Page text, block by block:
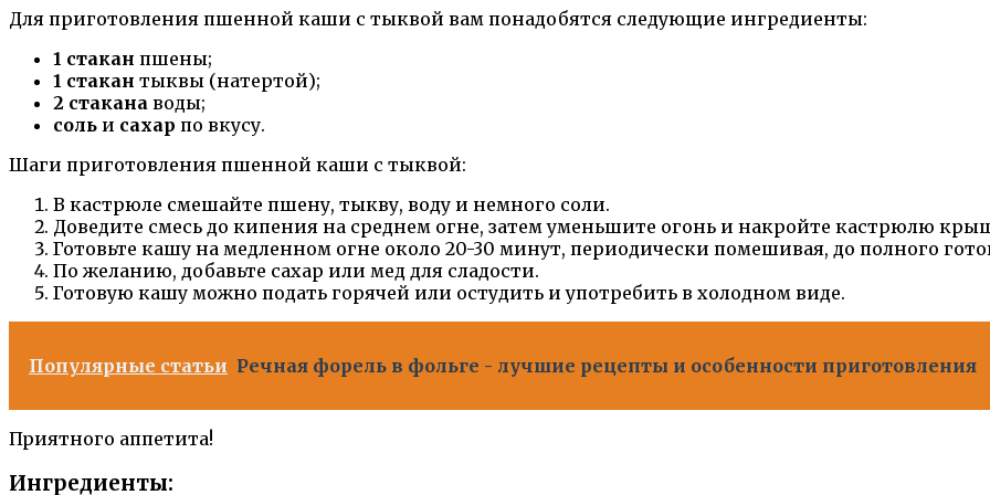
Для приготовления пшенной каши с тыквой вам понадобятся следующие ингредиенты:
1 стакан пшены;
1 стакан тыквы (натертой);
2 стакана воды;
соль и сахар по вкусу.
Шаги приготовления пшенной каши с тыквой:
В кастрюле смешайте пшену, тыкву, воду и немного соли.
Доведите смесь до кипения на среднем огне, затем уменьшите огонь и накройте кастрюлю
Готовьте кашу на медленном огне около 20-30 минут, периодически помешивая, до полного
По желанию, добавьте сахар или мед для сладости.
Готовую кашу можно подать горячей или остудить и употребить в холодном виде.
Популярные статьи Речная форель в фольге - лучшие рецепты и особенности приготовления
Приятного аппетита!
Ингредиенты: